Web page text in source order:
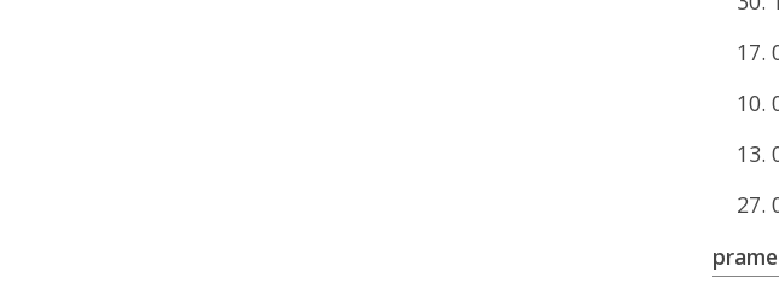
17.
10.
13.
27.